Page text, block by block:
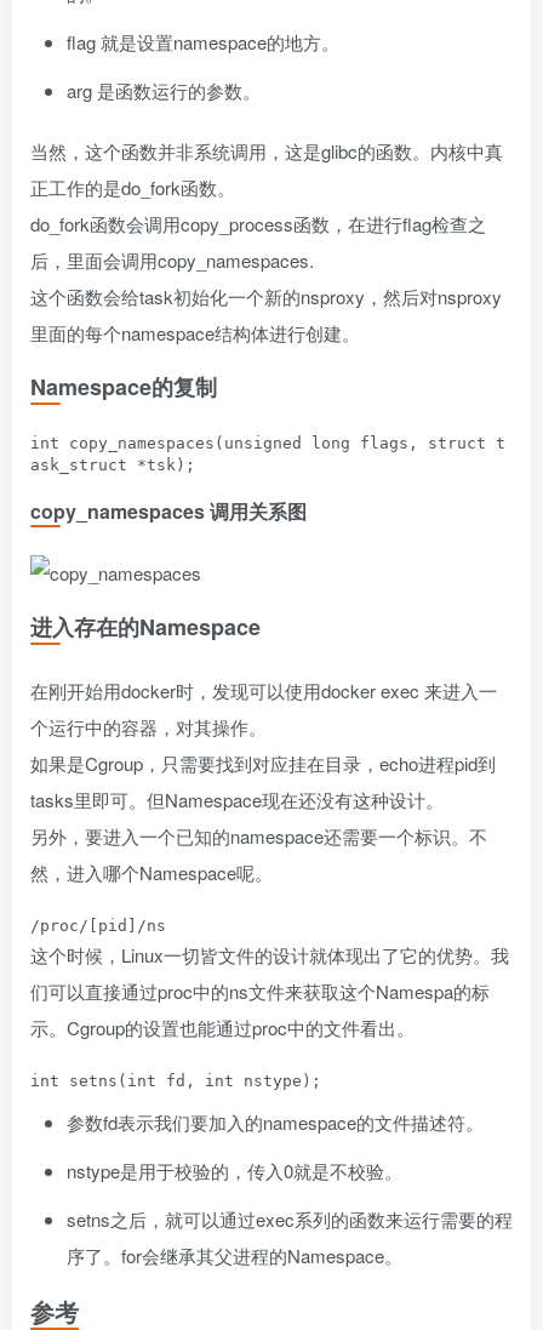
flag 就是设置namespace的地方。
arg 是函数运行的参数。
当然，这个函数并非系统调用，这是glibc的函数。内核中真
正工作的是do_fork函数。
do_fork函数会调用copy_process函数，在进行flag检查之
后，里面会调用copy_namespaces.
这个函数会给task初始化一个新的nsproxy，然后对nsproxy
里面的每个namespace结构体进行创建。
Namespace的复制
int copy_namespaces(unsigned long flags, struct t
copy_namespaces 调用关系图
进入存在的Namespace
在刚开始用docker时，发现可以使用docker exec 来进入一
个运行中的容器，对其操作。
如果是Cgroup，只需要找到对应挂在目录，echo进程pid到
tasks里即可。但Namespace现在还没有这种设计。
另外，要进入一个已知的namespace还需要一个标识。不
然，进入哪个Namespace呢。
这个时候，Linux一切皆文件的设计就体现出了它的优势。我
们可以直接通过proc中的ns文件来获取这个Namespa的标
示。Cgroup的设置也能通过proc中的文件看出。
参数fd表示我们要加入的namespace的文件描述符。
nstype是用于校验的，传入0就是不校验。
setns之后，就可以通过exec系列的函数来运行需要的程
序了。for会继承其父进程的Namespace。
参考